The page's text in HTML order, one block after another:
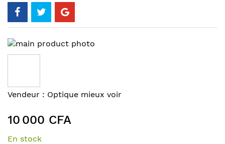
Skip
to
of
the
gallery
Skip
the
beginning
of
Vendeur : Optique mieux voir
10 000 CFA
En stock